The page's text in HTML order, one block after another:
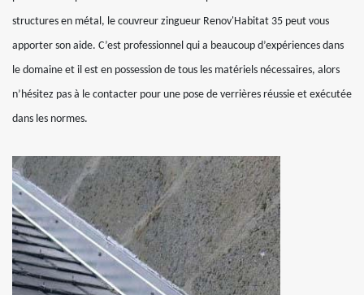
structures en métal, le couvreur zingueur Renov'Habitat 35 peut vous
apporter son aide. C’est professionnel qui a beaucoup d’expériences dans
le domaine et il est en possession de tous les matériels nécessaires, alors
n’hésitez pas à le contacter pour une pose de verrières réussie et exécutée
dans les normes.